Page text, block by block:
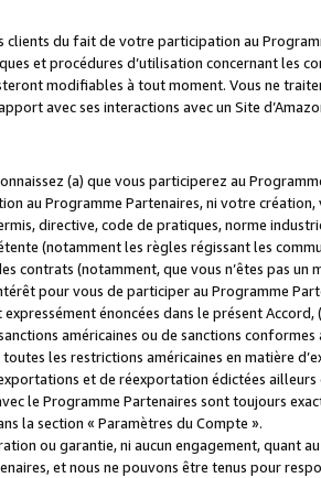
clients du fait de votre participation au
et procédures d’utilisation concernant les
modifiables à tout moment. Vous ne
avec ses interactions avec un Site
(a) que vous participerez au
au Programme Partenaires, ni votre
directive, code de pratiques, norme
(notamment les règles régissant les
contrats (notamment, que vous n’êtes pas
pour vous de participer au Programme
énoncées dans le présent
américaines ou de sanctions
les restrictions américaines en matière
et de réexportation édictées
le Programme Partenaires sont toujours
la section « Paramètres du Compte ».
ou garantie, ni aucun engagement,
et nous ne pouvons être tenus pour